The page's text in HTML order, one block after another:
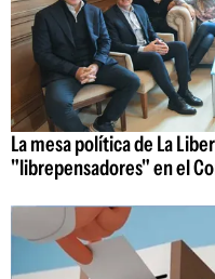
La mesa política de La
"librepensadores" en el